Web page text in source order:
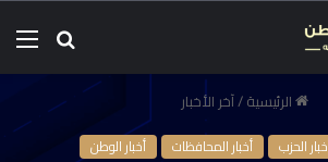
الرئيسية/آخر الأخبار
الحزب أخبار المحافظات أخبار الوطن